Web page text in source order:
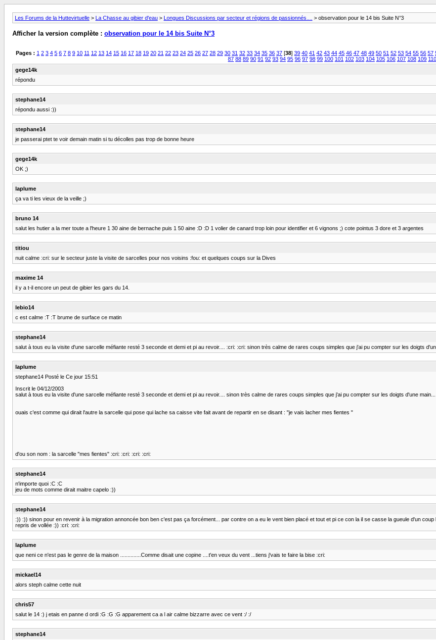
Les Forums de la Huttevirtuelle > La Chasse au gibier d'eau > Longues Discussions par secteur et régions de passionnés....
> observation pour le 14 bis Suite N°3
Afficher la version complète : observation pour le 14 bis Suite N°3
Pages : 1 2 3 4 5 6 7 8 9 10 11 12 13 14 15 16 17 18 19 20 21 22 23 24 25 26 27 28 29 30 31 32 33 34 35 36 37 [38] 39 40 41 42 43 44 45 46 47 48 49 50 51 52 53 54 55 56 57
87 88 89 90 91 92 93 94 95 96 97 98 99 100 101 102 103 104 105 106 107 108 109 110
gege14k
répondu
stephane14
répondu aussi :))
stephane14
je passerai ptet te voir demain matin si tu décolles pas trop de bonne heure
gege14k
OK ;)
laplume
ça va ti les vieux de la veille ;)
bruno 14
salut les hutier a la mer toute a l'heure 1 30 aine de bernache puis 1 50 aine :D :D 1 volier de canard trop loin pour identifier et 6 vignons ;) cote pointus 3 dore et 3 argentes
titiou
nuit calme :cri: sur le secteur juste la visite de sarcelles pour nos voisins :fou: et quelques coups sur la Dives
maxime 14
il y a t-il encore un peut de gibier les gars du 14.
lebio14
c est calme :T :T brume de surface ce matin
stephane14
salut à tous eu la visite d'une sarcelle méfiante resté 3 seconde et demi et pi au revoir.... :cri: :cri: sinon très calme de rares coups simples que j'ai pu compter sur les doigts
laplume
stephane14 Posté le Ce jour 15:51
Inscrit le 04/12/2003
salut à tous eu la visite d'une sarcelle méfiante resté 3 seconde et demi et pi au revoir.... sinon très calme de rares coups simples que j'ai pu compter sur les doigts d'une main...
ouais c'est comme qui dirait l'autre la sarcelle qui pose qui lache sa caisse vite fait avant de repartir en se disant : "je vais lacher mes fientes "
d'ou son nom : la sarcelle "mes fientes" :cri: :cri: :cri: :cri:
stephane14
n'importe quoi :C :C
jeu de mots comme dirait maitre capelo :))
stephane14
:)) :)) sinon pour en revenir à la migration annoncée bon ben c'est pas ça forcément... par contre on a eu le vent bien placé et tout et pi ce con la il se casse la gueule d'un
repris de vollée :)) :cri: :cri:
laplume
que neni ce n'est pas le genre de la maison ..............Comme disait une copine ....t'en veux du vent ...tiens j'vais te faire la bise :cri:
mickael14
alors steph calme cette nuit
chris57
salut le 14 :) j etais en panne d ordi :G :G :G apparement ca a l air calme bizzarre avec ce vent :/ :/
stephane14